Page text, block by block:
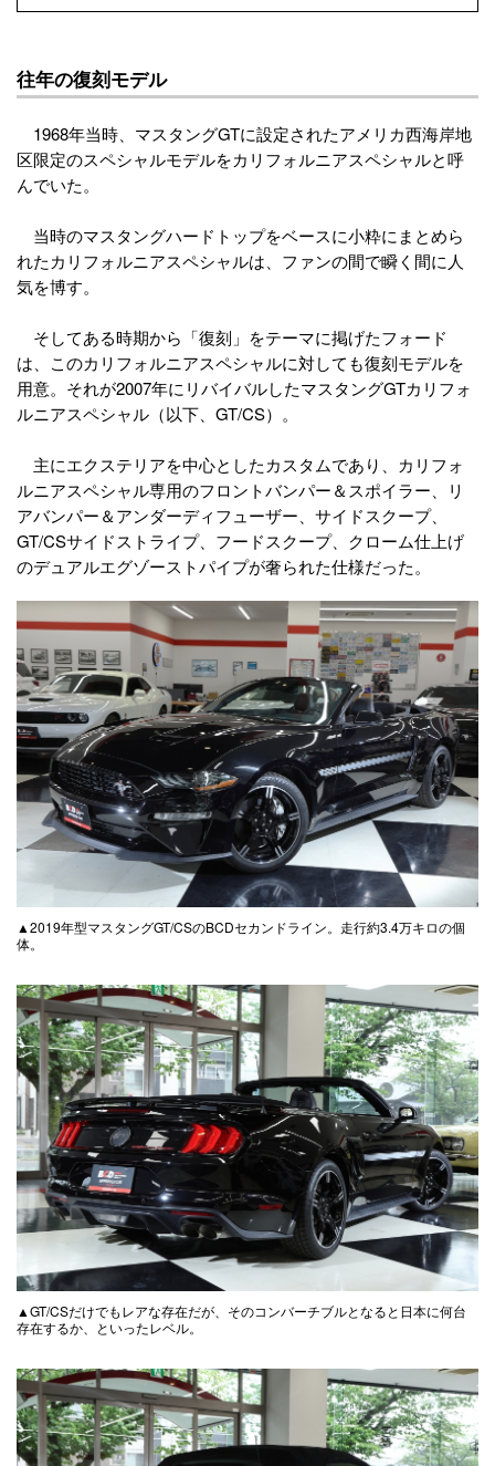
往年の復刻モデル
1968年当時、マスタングGTに設定されたアメリカ西海岸地
区限定のスペシャルモデルをカリフォルニアスペシャルと呼
んでいた。
当時のマスタングハードトップをベースに小粋にまとめら
れたカリフォルニアスペシャルは、ファンの間で瞬く間に人
気を博す。
そしてある時期から「復刻」をテーマに掲げたフォード
は、このカリフォルニアスペシャルに対しても復刻モデルを
用意。それが2007年にリバイバルしたマスタングGTカリフォ
ルニアスペシャル（以下、GT/CS）。
主にエクステリアを中心としたカスタムであり、カリフォ
ルニアスペシャル専用のフロントバンパー＆スポイラー、リ
アバンパー＆アンダーディフューザー、サイドスクープ、
GT/CSサイドストライプ、フードスクープ、クローム仕上げ
のデュアルエグゾーストパイプが奢られた仕様だった。
▲2019年型マスタングGT/CSのBCDセカンドライン。走行約3.4万キロの個
体。
▲GT/CSだけでもレアな存在だが、そのコンバーチブルとなると日本に何台
存在するか、といったレベル。